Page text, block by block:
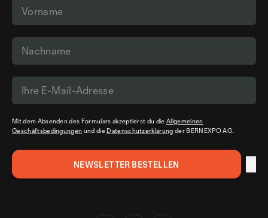
Mit dem Absenden des Formulars akzeptierst du dieAllgemeinen
Geschäftsbedingungen und die Datenschutzerklärung der BERNEXPO AG.